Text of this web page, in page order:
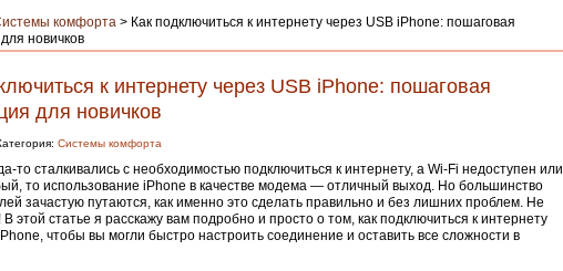
комфорта > Как подключиться к интернету через USB iPhone: пошаговая
новичков
к интернету через USB iPhone: пошаговая
для новичков
Системы комфорта
то сталкивались с необходимостью подключиться к интернету, а Wi-Fi недоступен или
то использование iPhone в качестве модема — отличный выход. Но большинство
зачастую путаются, как именно это сделать правильно и без лишних проблем. Не
В этой статье я расскажу вам подробно и просто о том, как подключиться к интернету
чтобы вы могли быстро настроить соединение и оставить все сложности в